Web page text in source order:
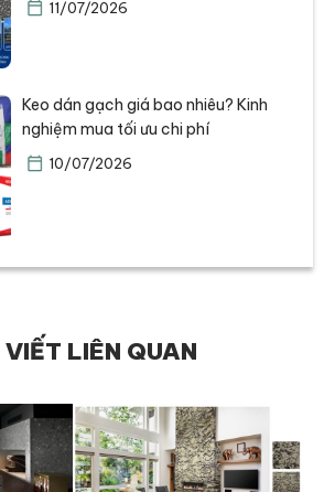
11/07/2026
Keo dán gạch giá bao nhiêu? Kinh
nghiệm mua tối ưu chi phí
10/07/2026
LIÊN QUAN